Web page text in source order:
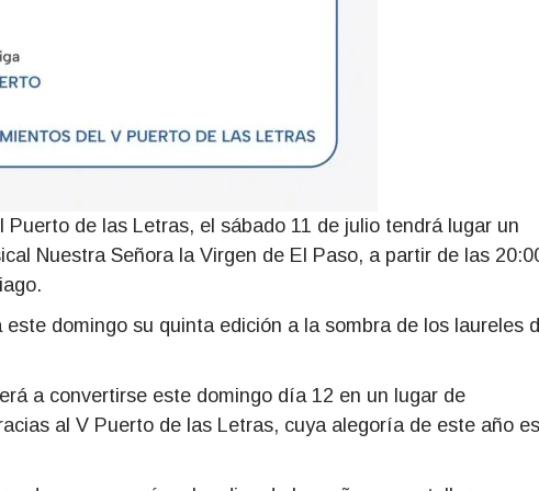
de las Letras, el sábado 11 de julio tendrá lugar un
Nuestra Señora la Virgen de El Paso, a partir de las
domingo su quinta edición a la sombra de los laureles
a convertirse este domingo día 12 en un lugar de
al V Puerto de las Letras, cuya alegoría de este año es